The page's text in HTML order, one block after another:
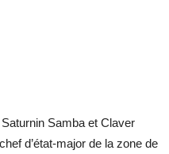
Samba et Claver
d’état-major de la zone de